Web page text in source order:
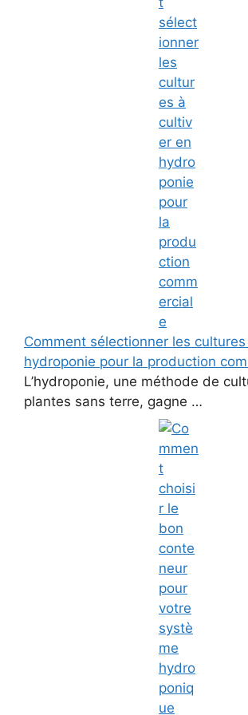
Comment sélectionner les
hydroponie pour la production
L’hydroponie, une méthode de
plantes sans terre, gagne …